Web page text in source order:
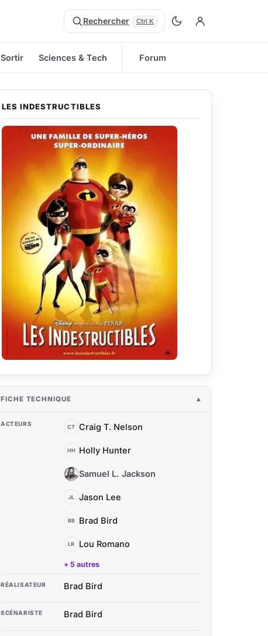
Rechercher Ctrl K
Sortir Sciences & Tech Forum
LES INDESTRUCTIBLES
FICHE TECHNIQUE
ACTEURS CT Craig T. Nelson
HH Holly Hunter
SL Samuel L. Jackson
JL Jason Lee
BB Brad Bird
LR Lou Romano
+ 5 autres
RÉALISATEUR Brad Bird
SCÉNARISTE Brad Bird